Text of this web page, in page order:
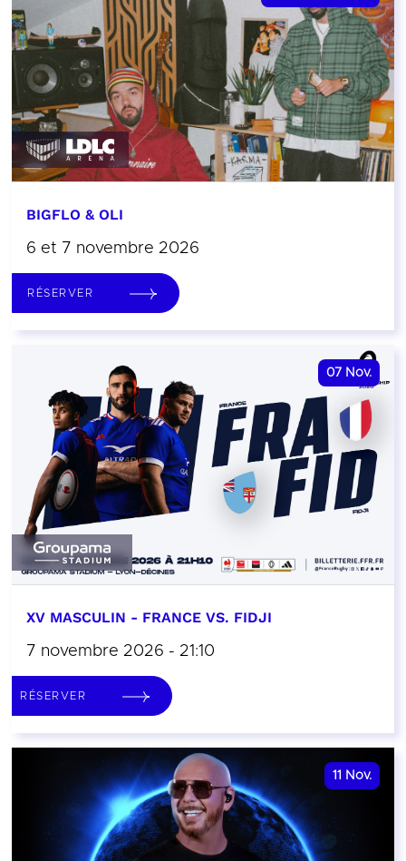
BIGFLO & OLI
6 et 7 novembre 2026
RÉSERVER
07 Nov.
XV MASCULIN - FRANCE VS. FIDJI
7 novembre 2026 - 21:10
RÉSERVER
11 Nov.